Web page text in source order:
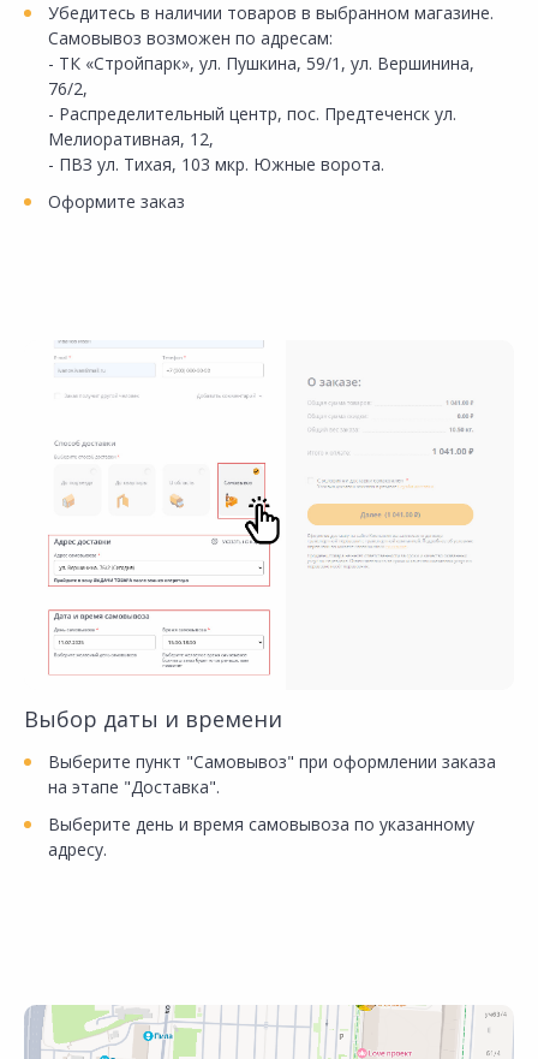
Убедитесь в наличии товаров в выбранном магазине.
Самовывоз возможен по адресам:
- ТК «Стройпарк», ул. Пушкина, 59/1, ул. Вершинина,
76/2,
- Распределительный центр, пос. Предтеченск ул.
Мелиоративная, 12,
- ПВЗ ул. Тихая, 103 мкр. Южные ворота.
Оформите заказ
Выбор даты и времени
Выберите пункт "Самовывоз" при оформлении заказа
на этапе "Доставка".
Выберите день и время самовывоза по указанному
адресу.